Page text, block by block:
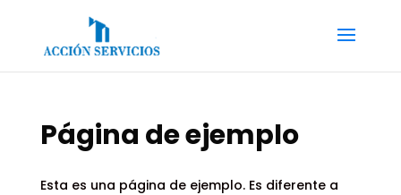
Página de ejemplo
Esta es una página de ejemplo. Es diferente a